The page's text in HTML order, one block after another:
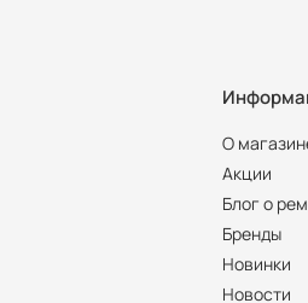
О
Акции
Блог о
Бренды
Новинки
Новости